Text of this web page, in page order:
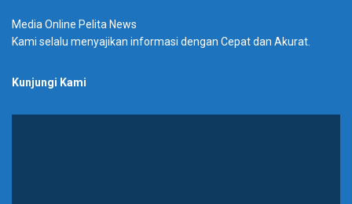
Media Online Pelita News
Kami selalu menyajikan informasi dengan Cepat dan Akurat.
Kunjungi Kami